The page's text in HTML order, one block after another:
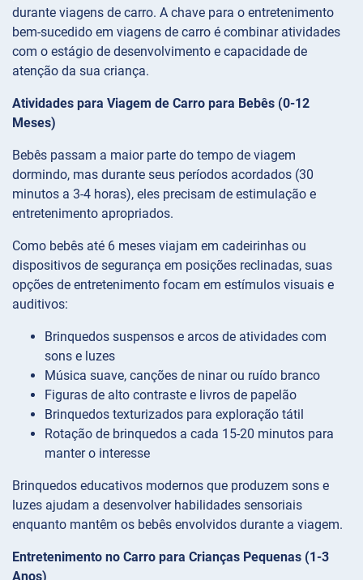
durante viagens de carro. A chave para o entretenimento
bem-sucedido em viagens de carro é combinar atividades
com o estágio de desenvolvimento e capacidade de
atenção da sua criança.
Atividades para Viagem de Carro para Bebês (0-12
Meses)
Bebês passam a maior parte do tempo de viagem
dormindo, mas durante seus períodos acordados (30
minutos a 3-4 horas), eles precisam de estimulação e
entretenimento apropriados.
Como bebês até 6 meses viajam em cadeirinhas ou
dispositivos de segurança em posições reclinadas, suas
opções de entretenimento focam em estímulos visuais e
auditivos:
Brinquedos suspensos e arcos de atividades com
sons e luzes
Música suave, canções de ninar ou ruído branco
Figuras de alto contraste e livros de papelão
Brinquedos texturizados para exploração tátil
Rotação de brinquedos a cada 15-20 minutos para
manter o interesse
Brinquedos educativos modernos que produzem sons e
luzes ajudam a desenvolver habilidades sensoriais
enquanto mantêm os bebês envolvidos durante a viagem.
Entretenimento no Carro para Crianças Pequenas (1-3
Anos)